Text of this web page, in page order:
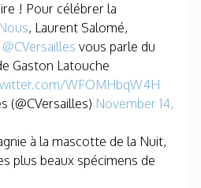
! Pour célébrer la
, Laurent Salomé,
@CVersailles vous parle du
Gaston Latouche
WFOMHbqW4H
(@CVersailles) November 14,
à la mascotte de la Nuit,
plus beaux spécimens de